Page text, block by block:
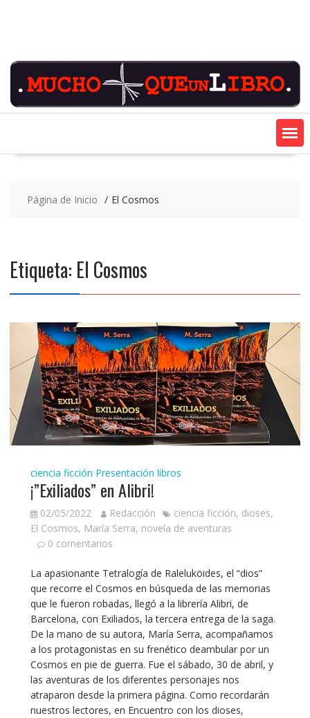
Página de Inicio El Cosmos
Etiqueta: El Cosmos
ciencia ficción Presentación libros
¡”Exiliados” en Alibri!
02/05/2022 Redacción ciencia ficción, dioses,
El Cosmos, María Serra, novela de aventuras
0 comentarios
La apasionante Tetralogía de Raleluköides, el “dios”
que recorre el Cosmos en búsqueda de las memorias
que le fueron robadas, llegó a la librería Alibri, de
Barcelona, con Exiliados, la tercera entrega de la saga.
De la mano de su autora, María Serra, acompañamos
a los protagonistas en su frenético deambular por un
Cosmos en pie de guerra. Fue el sábado, 30 de abril, y
las aventuras de los diferentes personajes nos
atraparon desde la primera página. Como recordarán
nuestros lectores, en Encuentro con los dioses,